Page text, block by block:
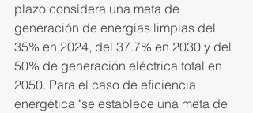
plazo considera una meta de
generación de energías limpias del
35% en 2024, del 37.7% en 2030 y del
50% de generación eléctrica total en
2050. Para el caso de eficiencia
energética "se establece una meta de